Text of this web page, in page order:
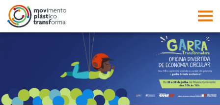
Abrir a
Pesquisa